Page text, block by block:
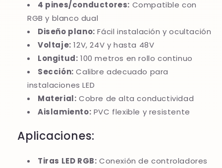
4 pines/conductores: Compatible con
RGB y blanco dual
Diseño plano: Fácil instalación y ocultación
Voltaje: 12V, 24V y hasta 48V
Longitud: 100 metros en rollo continuo
Sección: Calibre adecuado para
instalaciones LED
Material: Cobre de alta conductividad
Aislamiento: PVC flexible y resistente
Aplicaciones:
Tiras LED RGB: Conexión de controladores